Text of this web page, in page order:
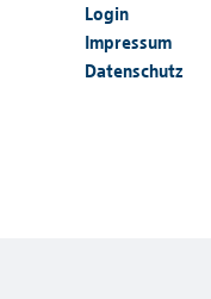
Login
Impressum
Datenschutz